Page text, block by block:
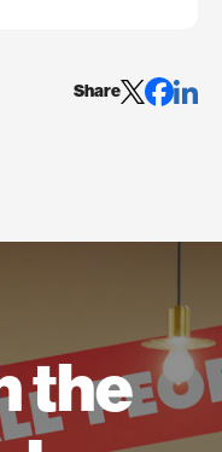
Share
the